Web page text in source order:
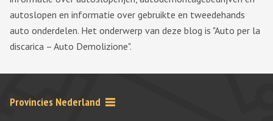
autoslopen en informatie over gebruikte en tweedehands
auto onderdelen. Het onderwerp van deze blog is "Auto per la
discarica – Auto Demolizione".
Provincies Nederland